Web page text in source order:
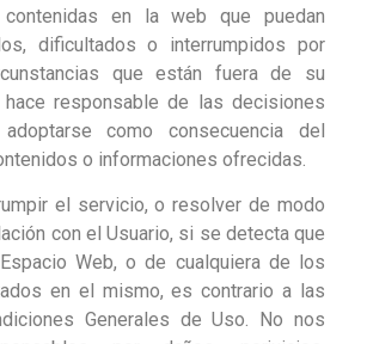
contenidas en la web que puedan
dificultados o interrumpidos por
que están fuera de su
responsable de las decisiones
como consecuencia del
o informaciones ofrecidas.
el servicio, o resolver de modo
con el Usuario, si se detecta que
Web, o de cualquiera de los
en el mismo, es contrario a las
Generales de Uso. No nos